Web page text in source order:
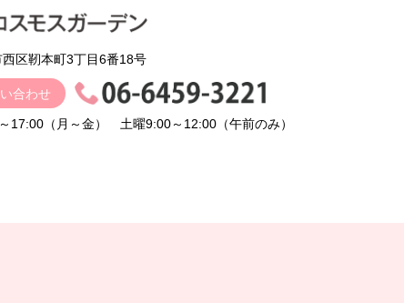
区靭本町3丁目6番18号
合わせ
17:00（月～金） 土曜9:00～12:00（午前のみ）